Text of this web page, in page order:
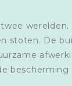
stoten. De